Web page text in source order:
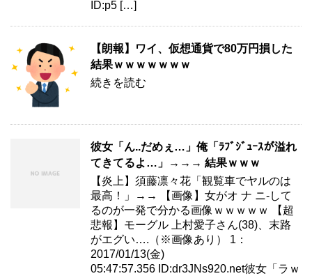
ID:p5 […]
【朗報】ワイ、仮想通貨で80万円損した
結果ｗｗｗｗｗｗｗ
続きを読む
彼女「ん..だめぇ…」俺「ﾗﾌﾞｼﾞｭｰｽが溢れ
てきてるよ…」→→→ 結果ｗｗｗ
【炎上】須藤凛々花「観覧車でヤルのは
最高！」→→ 【画像】女がオ ナ ニ-して
るのが一発で分かる画像ｗｗｗｗｗ 【超
悲報】モーグル 上村愛子さん(38)、末路
がエグい….（※画像あり） 1：
2017/01/13(金)
05:47:57.356 ID:dr3JNs920.net彼女「ラｗ